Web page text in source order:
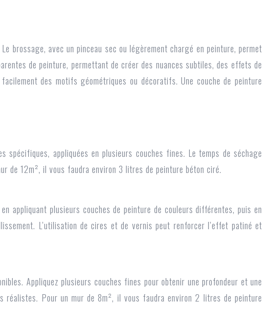
brossage, avec un pinceau sec ou légèrement chargé en peinture, permet
de peinture, permettant de créer des nuances subtiles, des effets de
des motifs géométriques ou décoratifs. Une couche de peinture
appliquées en plusieurs couches fines. Le temps de séchage
de 12m², il vous faudra environ 3 litres de peinture béton ciré.
appliquant plusieurs couches de peinture de couleurs différentes, puis en
L’utilisation de cires et de vernis peut renforcer l’effet patiné et
Appliquez plusieurs couches fines pour obtenir une profondeur et une
réalistes. Pour un mur de 8m², il vous faudra environ 2 litres de peinture